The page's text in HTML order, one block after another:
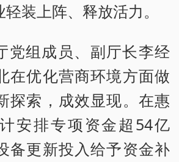
装上阵、释放活力。
党组成员、副厅长李经
在优化营商环境方面做
探索，成效显现。在惠
安排专项资金超54亿
备更新投入给予资金补